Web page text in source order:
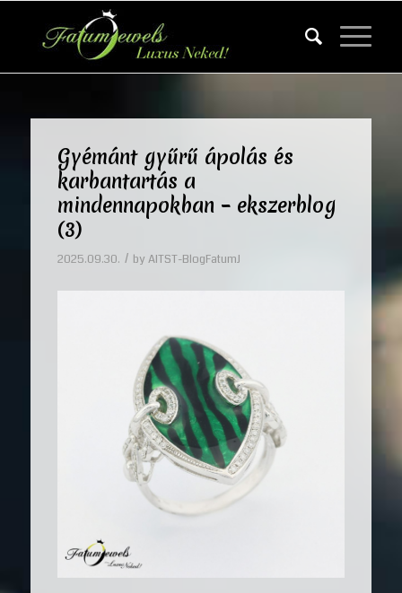
Gyémánt gyűrű ápolás és
karbantartás a
mindennapokban – ekszerblog
(3)
2025.09.30. / by AITST-BlogFatumJ